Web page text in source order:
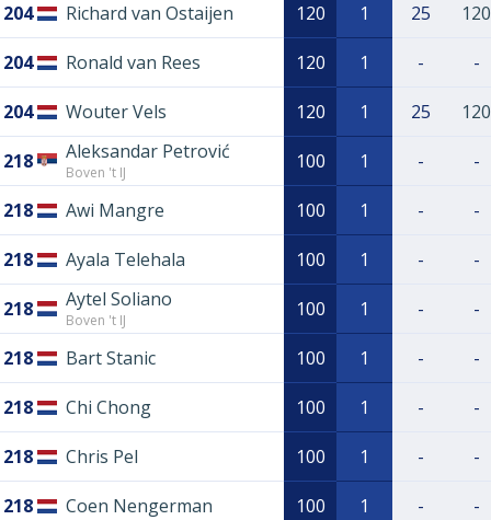
204 Richard van Ostaijen 120 1 25 120
204 Ronald van Rees 120 1 - -
204 Wouter Vels 120 1 25 120
218 Aleksandar Petrović
Boven 't IJ 100 1 - -
218 Awi Mangre 100 1 - -
218 Ayala Telehala 100 1 - -
218 Aytel Soliano
Boven 't IJ 100 1 - -
218 Bart Stanic 100 1 - -
218 Chi Chong 100 1 - -
218 Chris Pel 100 1 - -
218 Coen Nengerman 100 1 - -